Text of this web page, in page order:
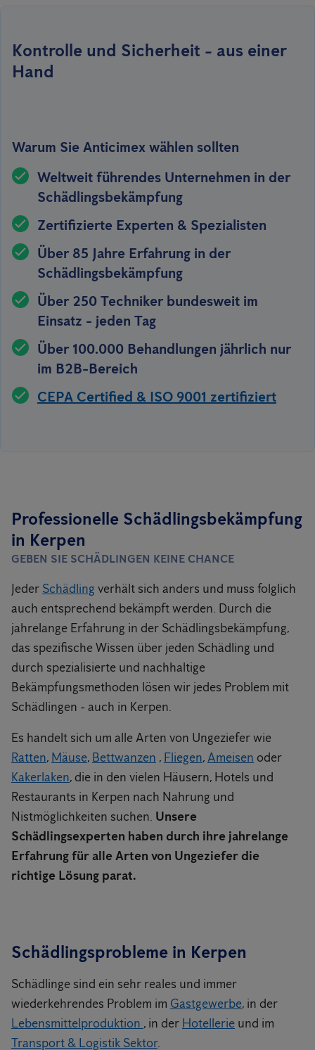
Kontrolle und Sicherheit - aus einer
Hand
Warum Sie Anticimex wählen sollten
Weltweit führendes Unternehmen in der
Schädlingsbekämpfung
Zertifizierte Experten & Spezialisten
Über 85 Jahre Erfahrung in der
Schädlingsbekämpfung
Über 250 Techniker bundesweit im
Einsatz - jeden Tag
Über 100.000 Behandlungen jährlich nur
im B2B-Bereich
CEPA Certified & ISO 9001 zertifiziert
Professionelle Schädlingsbekämpfung
in Kerpen
GEBEN SIE SCHÄDLINGEN KEINE CHANCE
Jeder Schädling verhält sich anders und muss folglich
auch entsprechend bekämpft werden. Durch die
jahrelange Erfahrung in der Schädlingsbekämpfung,
das spezifische Wissen über jeden Schädling und
durch spezialisierte und nachhaltige
Bekämpfungsmethoden lösen wir jedes Problem mit
Schädlingen - auch in Kerpen.
Es handelt sich um alle Arten von Ungeziefer wie
Ratten, Mäuse, Bettwanzen , Fliegen,Ameisen oder
Kakerlaken, die in den vielen Häusern, Hotels und
Restaurants in Kerpen nach Nahrung und
Nistmöglichkeiten suchen. Unsere
Schädlingsexperten haben durch ihre jahrelange
Erfahrung für alle Arten von Ungeziefer die
richtige Lösung parat.
Schädlingsprobleme in Kerpen
Schädlinge sind ein sehr reales und immer
wiederkehrendes Problem im Gastgewerbe, in der
Lebensmittelproduktion , in der Hotellerie und im
Transport & Logistik Sektor.